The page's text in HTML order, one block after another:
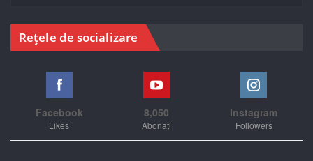
Rețele de socializare
Facebook
Likes
8,050
Abonați
Instagram
Followers